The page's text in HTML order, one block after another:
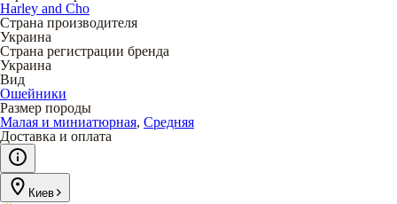
Harley and Cho
Страна производителя
Украина
Страна регистрации бренда
Украина
Вид
Ошейники
Размер породы
Малая и миниатюрная, Средняя
Доставка и оплата
Киев